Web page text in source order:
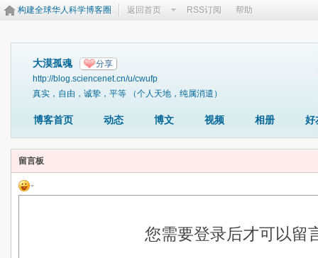
构建全球华人科学博客圈 返回首页 RSS订阅 帮助
大漠孤魂 分享
http://blog.sciencenet.cn/u/cwufp
真实，自由，诚挚，平等 （个人天地，纯属消遣）
博客首页 动态 博文 视频 相册 好
留言板
您需要登录后才可以留